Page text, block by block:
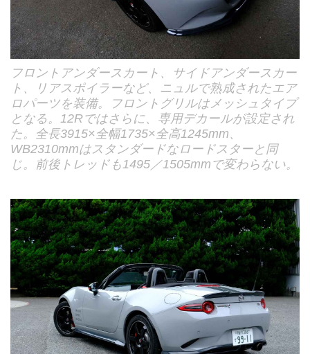
フロントアンダースカート、サイドアンダースカー
ト、リアスポイラーなど、ニュルで熟成されたエア
ロパーツを装備。フロントグリルはメッシュタイプ
となる。12Rではさらに、専用デカールが設定され
た。全長3915×全幅1735×全高1245mm、
WB2310mmはスタンダードなロードスターと同
じ。前後トレッドも1495／1505mmで変わらない。